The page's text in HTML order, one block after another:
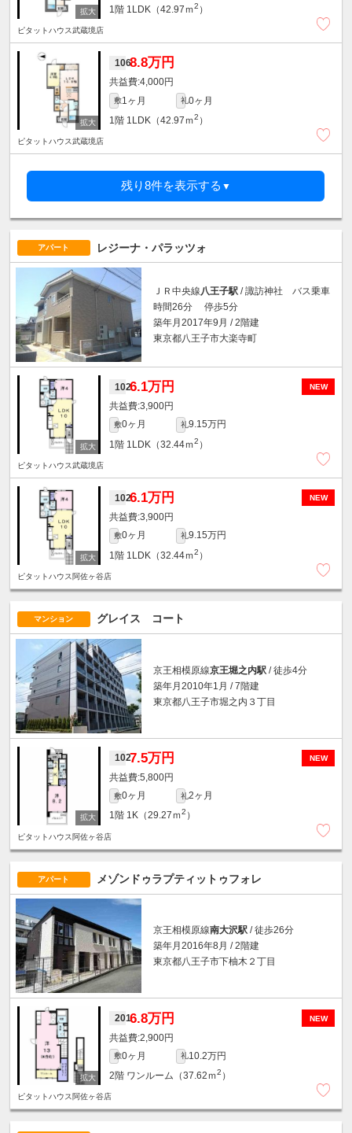
1階 1LDK（42.97ｍ2 ）
ピタットハウス武蔵境店
1068.8万円
4,000円
敷1ヶ月 礼0ヶ月
1階 1LDK（42.97ｍ2 ）
ピタットハウス武蔵境店
残り8件を表示する ▼
アパート レジーナ・パラッツォ
ＪＲ中央線八王子駅 / 諏訪神社 バス乗車
時間26分 停歩5分
築年月2017年9月 / 2階建
東京都八王子市大楽寺町
NEW
1026.1万円
3,900円
敷0ヶ月 礼9.15万円
1階 1LDK（32.44ｍ2 ）
ピタットハウス武蔵境店
NEW
1026.1万円
3,900円
敷0ヶ月 礼9.15万円
1階 1LDK（32.44ｍ2 ）
ピタットハウス阿佐ヶ谷店
マンション グレイス コート
京王相模原線京王堀之内駅 / 徒歩4分
築年月2010年1月 / 7階建
東京都八王子市堀之内３丁目
NEW
1027.5万円
5,800円
敷0ヶ月 礼2ヶ月
1階 1K（29.27ｍ2 ）
ピタットハウス阿佐ヶ谷店
アパート メゾンドゥラプティットゥフォレ
京王相模原線南大沢駅 / 徒歩26分
築年月2016年8月 / 2階建
東京都八王子市下柚木２丁目
NEW
2016.8万円
2,900円
敷0ヶ月 礼10.2万円
2階 ワンルーム（37.62ｍ2 ）
ピタットハウス阿佐ヶ谷店